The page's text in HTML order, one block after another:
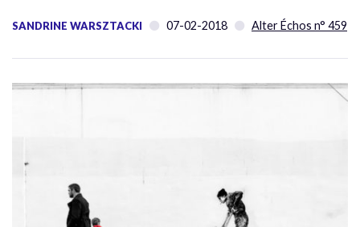
SANDRINE WARSZTACKI 07-02-2018 Alter Échos n° 459